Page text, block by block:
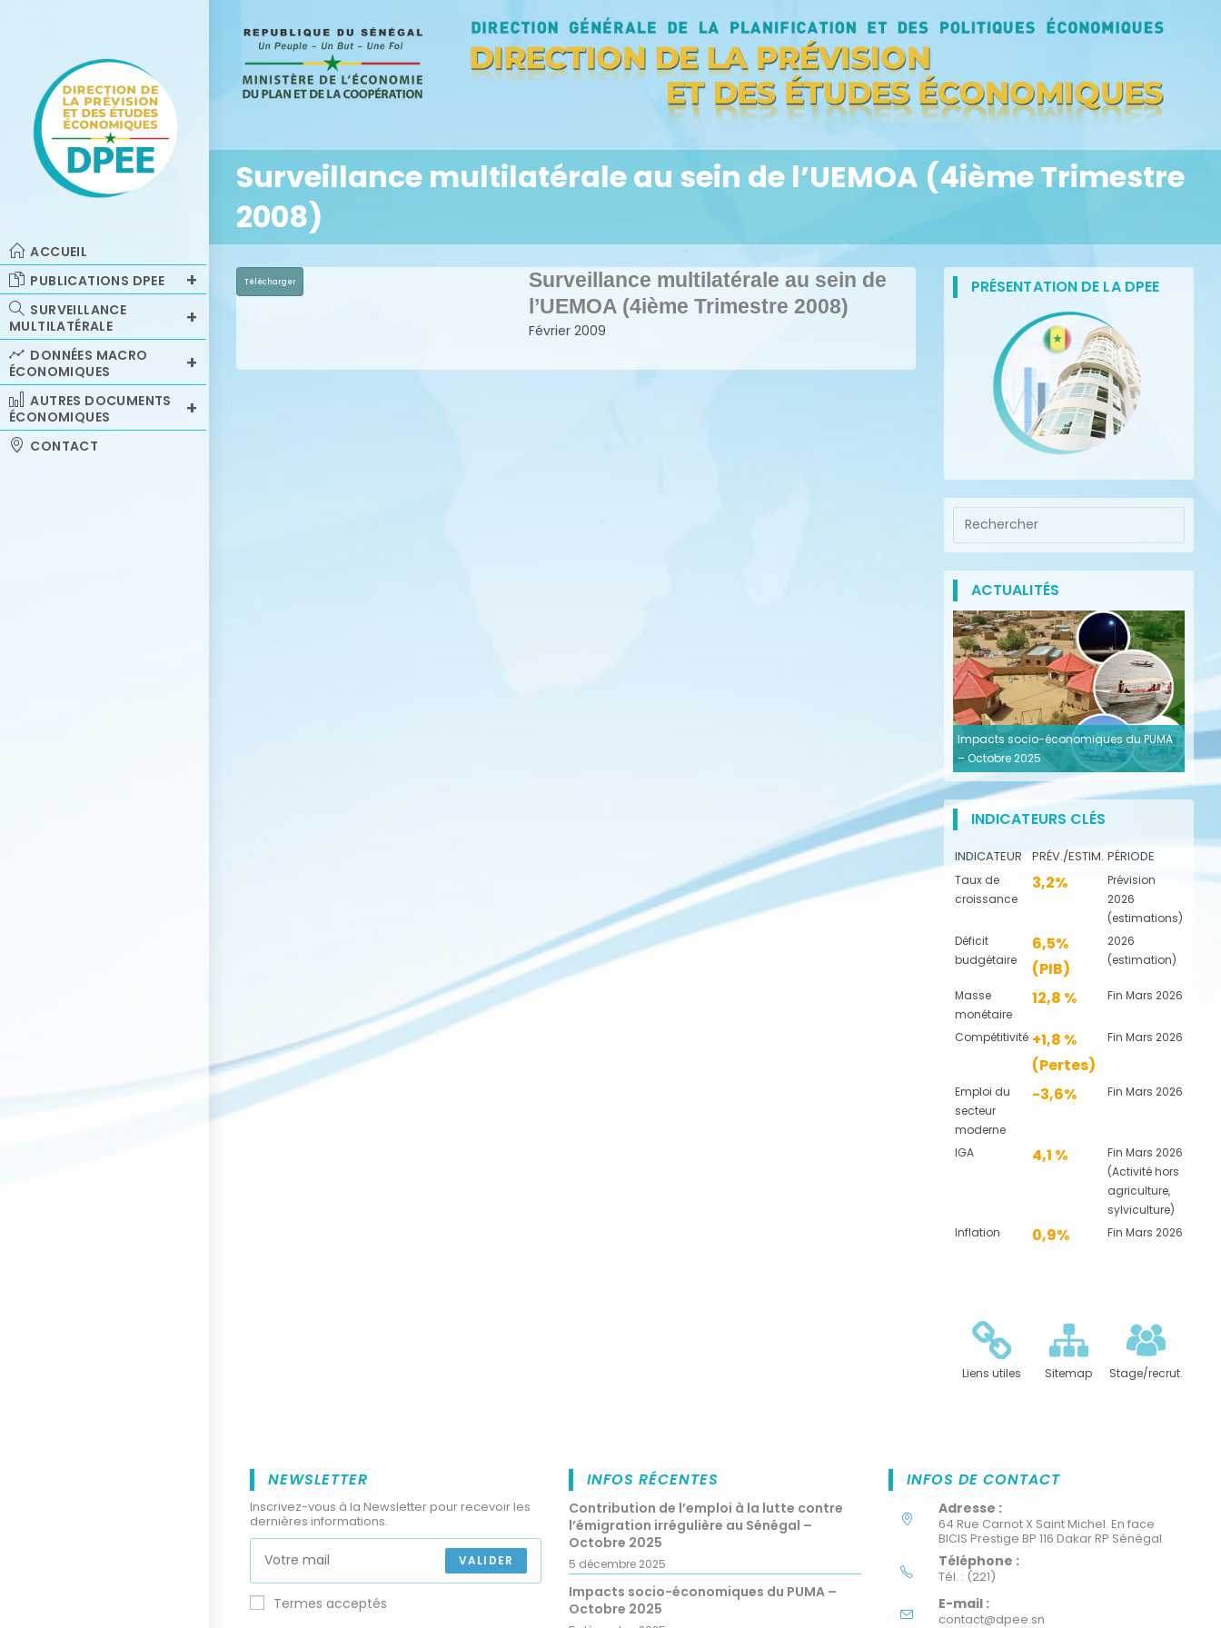
ACCUEIL
PUBLICATIONS DPEE
SURVEILLANCE
MULTILATÉRALE
DONNÉES MACRO
ÉCONOMIQUES
AUTRES DOCUMENTS
ÉCONOMIQUES
CONTACT
Surveillance multilatérale au sein de l’UEMOA (4ième Trimestre
2008)
Télécharger
Surveillance multilatérale au sein de
l’UEMOA (4ième Trimestre 2008)
Février 2009
PRÉSENTATION DE LA DPEE
ACTUALITÉS
Impacts socio-économiques du PUMA
– Octobre 2025
INDICATEURS CLÉS
INDICATEUR PRÉV./ESTIM. PÉRIODE
Taux de
croissance
3,2%
Prévision
2026
(estimations)
Déficit
budgétaire
6,5%
(PIB)
2026
(estimation)
Masse
monétaire
12,8 % Fin Mars 2026
Compétitivité +1,8 %
(Pertes)
Fin Mars 2026
Emploi du
secteur
moderne
-3,6% Fin Mars 2026
IGA 4,1 %
Fin Mars 2026
(Activité hors
agriculture,
sylviculture)
Inflation
0,9% Fin Mars 2026
Liens utiles Sitemap Stage/recrut.
NEWSLETTER
Inscrivez-vous à la Newsletter pour recevoir les
dernières informations.
VALIDER
Termes acceptés
INFOS RÉCENTES
Contribution de l’emploi à la lutte contre
l’émigration irrégulière au Sénégal –
Octobre 2025
5 décembre 2025
Impacts socio-économiques du PUMA –
Octobre 2025
INFOS DE CONTACT
Adresse :
64 Rue Carnot X Saint Michel. En face
BICIS Prestige BP 116 Dakar RP Sénégal
Téléphone :
Tél. : (221)
E-mail :
contact@dpee.sn